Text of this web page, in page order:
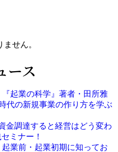
せん。
ース
『起業の科学』著者・田所雅
代の新規事業の作り方を学ぶ
金調達すると経営はどう変わ
ミナー！
起業前・起業初期に知ってお